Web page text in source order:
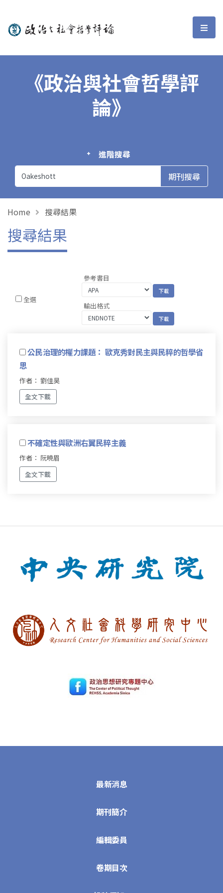
政治與社會哲學評論 選
《政治與社會哲學評
論》
進階搜尋
Home 搜尋結果
搜尋結果
全選
參考書目
輸出格式
公民治理的權力課題： 歐克秀對民主與民粹的哲學省
思
作者： 劉佳昊
全文下載
不確定性與歐洲右翼民粹主義
作者： 阮曉眉
全文下載
最新消息
期刊簡介
編輯委員
卷期目次